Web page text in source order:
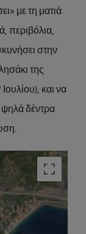
με τη ματιά
περιβόλια,
στην
της
και να
ψηλά δέντρα